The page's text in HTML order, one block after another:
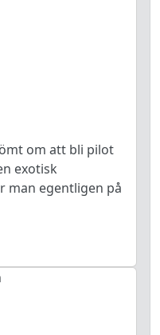
om att bli pilot
exotisk
man egentligen på